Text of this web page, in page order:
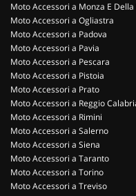
Moto Accessori a Monza E
Moto Accessori a Ogliastra
Moto Accessori a Padova
Moto Accessori a Pavia
Moto Accessori a Pescara
Moto Accessori a Pistoia
Moto Accessori a Prato
Moto Accessori a Reggio
Moto Accessori a Rimini
Moto Accessori a Salerno
Moto Accessori a Siena
Moto Accessori a Taranto
Moto Accessori a Torino
Moto Accessori a Treviso